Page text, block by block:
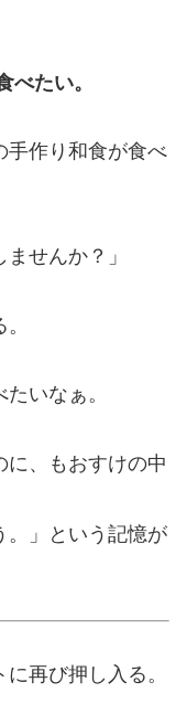
べたい。
手作り和食が食べ
せんか？」
いなぁ。
に、もおすけの中
。」という記憶が
再び押し入る。